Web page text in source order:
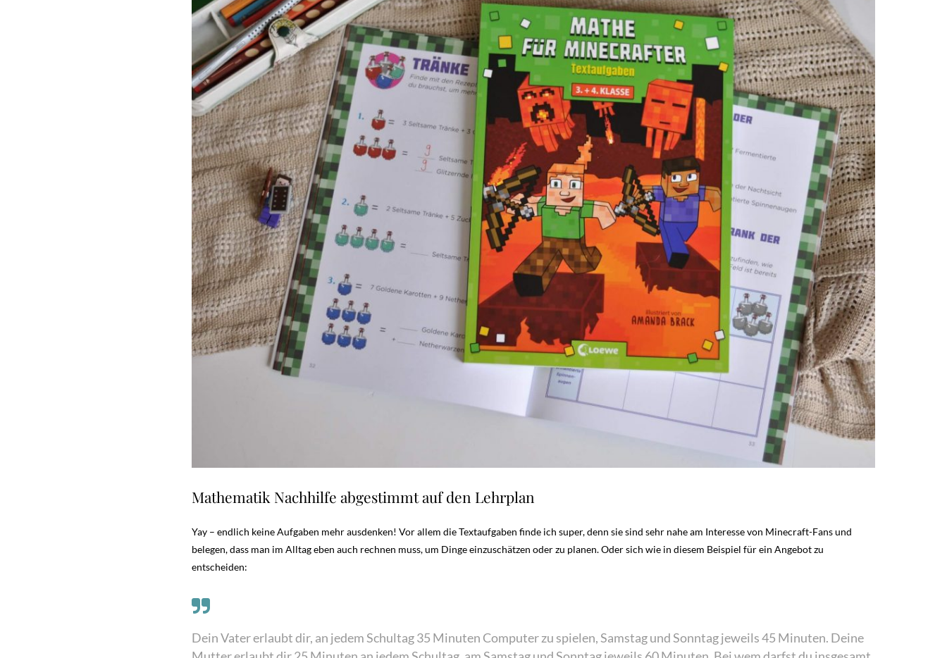
Mathematik Nachhilfe abgestimmt auf den Lehrplan
Yay – endlich keine Aufgaben mehr ausdenken! Vor allem die Textaufgaben finde ich super, denn sie sind sehr nahe am Interesse von Minecraft-Fans und
belegen, dass man im Alltag eben auch rechnen muss, um Dinge einzuschätzen oder zu planen. Oder sich wie in diesem Beispiel für ein Angebot zu
entscheiden:
Dein Vater erlaubt dir, an jedem Schultag 35 Minuten Computer zu spielen, Samstag und Sonntag jeweils 45 Minuten. Deine